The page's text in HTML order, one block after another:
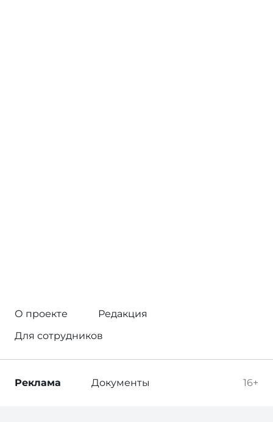
О проекте
Редакция
Для сотрудников
16+
Реклама Документы